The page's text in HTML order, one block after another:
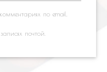
по email.
почтой.